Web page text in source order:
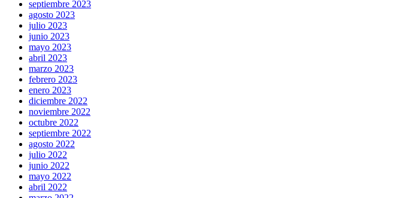
septiembre 2023
agosto 2023
julio 2023
junio 2023
mayo 2023
abril 2023
marzo 2023
febrero 2023
enero 2023
diciembre 2022
noviembre 2022
octubre 2022
septiembre 2022
agosto 2022
julio 2022
junio 2022
mayo 2022
abril 2022